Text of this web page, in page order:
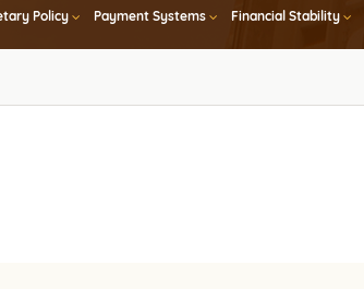
Policy Payment Systems Financial Stability